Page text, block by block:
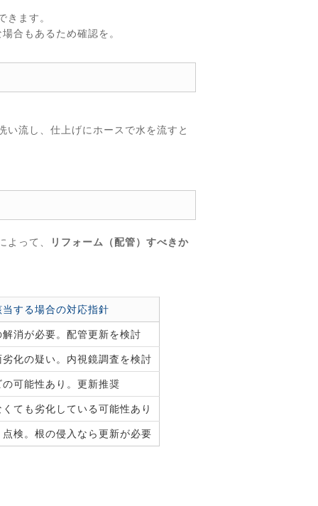
ます。
合もあるため確認を。
流し、仕上げにホースで水を流すと
って、 リフォーム（配管）すべきか
当する場合の対応指針
消が必要。配管更新を検討
化の疑い。内視鏡調査を検討
可能性あり。更新推奨
ても劣化している可能性あり
検。根の侵入なら更新が必要